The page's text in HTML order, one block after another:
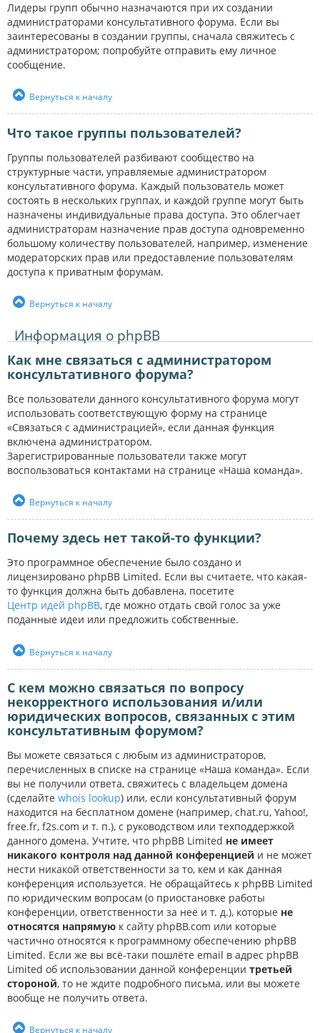
Лидеры групп обычно назначаются при их создании
администраторами консультативного форума. Если вы
заинтересованы в создании группы, сначала свяжитесь с
администратором; попробуйте отправить ему личное
сообщение.
Вернуться к началу
Что такое группы пользователей?
Группы пользователей разбивают сообщество на
структурные части, управляемые администратором
консультативного форума. Каждый пользователь может
состоять в нескольких группах, и каждой группе могут быть
назначены индивидуальные права доступа. Это облегчает
администраторам назначение прав доступа одновременно
большому количеству пользователей, например, изменение
модераторских прав или предоставление пользователям
доступа к приватным форумам.
Вернуться к началу
Информация о phpBB
Как мне связаться с администратором
консультативного форума?
Все пользователи данного консультативного форума могут
использовать соответствующую форму на странице
«Связаться с администрацией», если данная функция
включена администратором.
Зарегистрированные пользователи также могут
воспользоваться контактами на странице «Наша команда».
Вернуться к началу
Почему здесь нет такой-то функции?
Это программное обеспечение было создано и
лицензировано phpBB Limited. Если вы считаете, что какая-
то функция должна быть добавлена, посетите
Центр идей phpBB, где можно отдать свой голос за уже
поданные идеи или предложить собственные.
Вернуться к началу
С кем можно связаться по вопросу
некорректного использования и/или
юридических вопросов, связанных с этим
консультативным форумом?
Вы можете связаться с любым из администраторов,
перечисленных в списке на странице «Наша команда». Если
вы не получили ответа, свяжитесь с владельцем домена
(сделайте whois lookup) или, если консультативный форум
находится на бесплатном домене (например, chat.ru, Yahoo!,
free.fr, f2s.com и т. п.), с руководством или техподдержкой
данного домена. Учтите, что phpBB Limited не имеет
никакого контроля над данной конференцией и не может
нести никакой ответственности за то, кем и как данная
конференция используется. Не обращайтесь к phpBB Limited
по юридическим вопросам (о приостановке работы
конференции, ответственности за неё и т. д.), которые не
относятся напрямую к сайту phpBB.com или которые
частично относятся к программному обеспечению phpBB
Limited. Если же вы всё-таки пошлёте email в адрес phpBB
Limited об использовании данной конференции третьей
стороной, то не ждите подробного письма, или вы можете
вообще не получить ответа.
Вернуться к началу